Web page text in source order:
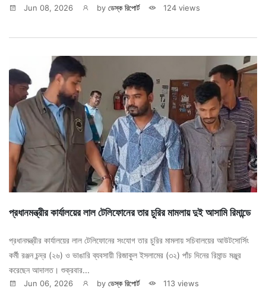
Jun 08, 2026 by ডেস্ক রিপোর্ট 124 views
প্রধানমন্ত্রীর কার্যালয়ের লাল টেলিফোনের তার চুরির মামলায় দুই আসামি রিমান্ডে
প্রধানমন্ত্রীর কার্যালয়ের লাল টেলিফোনের সংযোগ তার চুরির মামলায় সচিবালয়ের আউটসোর্সিং
কর্মী রঞ্জন চন্দ্র (২৬) ও ভাঙারি ব্যবসায়ী রিজাকুল ইসলামের (৩২) পাঁচ দিনের রিমান্ড মঞ্জুর
করেছেন আদালত। শুক্রবার...
Jun 06, 2026 by ডেস্ক রিপোর্ট 113 views